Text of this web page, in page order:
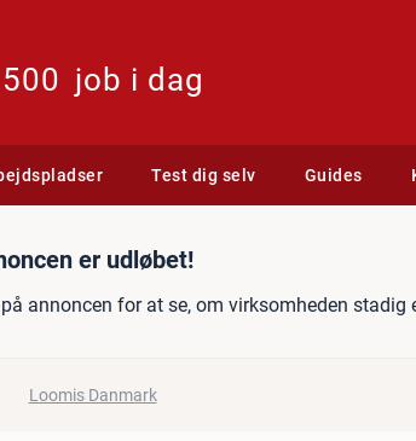
job i dag
Test dig selv Guides
Intern sælger
er udløbet!
annoncen for at se, om virksomheden stadig
Loomis Danmark